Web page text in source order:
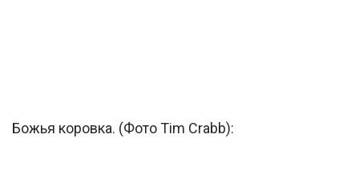
Божья коровка. (Фото Tim Crabb):